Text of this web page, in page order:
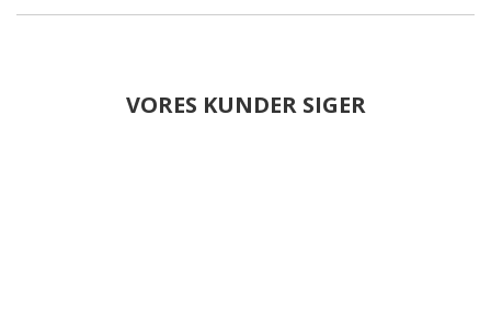
VORES KUNDER SIGER